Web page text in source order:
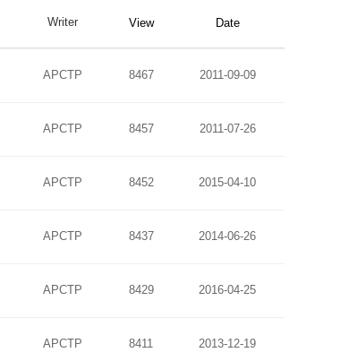
Writer View Date
APCTP 8467 2011-09-09
APCTP 8457 2011-07-26
APCTP 8452 2015-04-10
APCTP 8437 2014-06-26
APCTP 8429 2016-04-25
APCTP 8411 2013-12-19